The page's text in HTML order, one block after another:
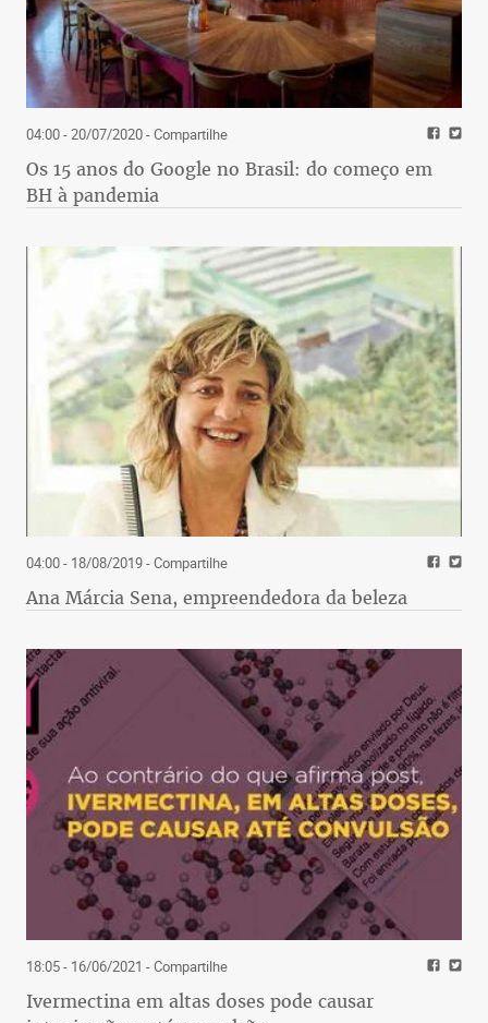
04:00 - 20/07/2020- Compartilhe
Os 15 anos do Google no Brasil: do começo em
BH à pandemia
04:00 - 18/08/2019- Compartilhe
Ana Márcia Sena, empreendedora da beleza
18:05 - 16/06/2021 - Compartilhe
Ivermectina em altas doses pode causar